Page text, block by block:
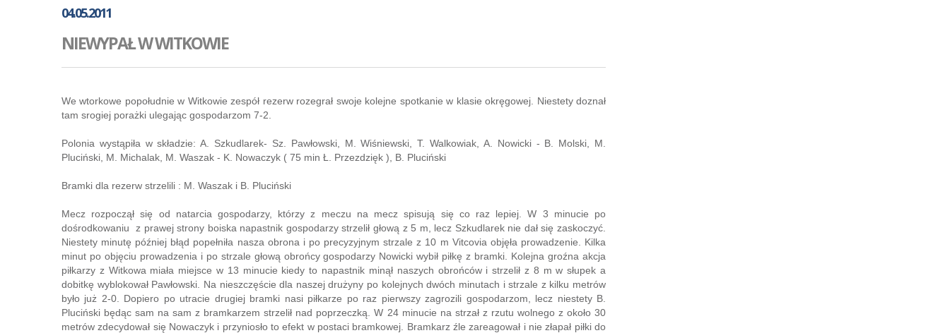
04.05.2011
NIEWYPAŁ W WITKOWIE
We wtorkowe popołudnie w Witkowie zespół rezerw rozegrał swoje kolejne spotkanie w klasie okręgowej. Niestety doznał
tam srogiej porażki ulegając gospodarzom 7-2.
Polonia wystąpiła w składzie: A. Szkudlarek- Sz. Pawłowski, M. Wiśniewski, T. Walkowiak, A. Nowicki - B. Molski, M.
Pluciński, M. Michalak, M. Waszak - K. Nowaczyk ( 75 min Ł. Przezdzięk ), B. Pluciński
Bramki dla rezerw strzelili : M. Waszak i B. Pluciński
Mecz rozpoczął się od natarcia gospodarzy, którzy z meczu na mecz spisują się co raz lepiej. W 3 minucie po
dośrodkowaniu z prawej strony boiska napastnik gospodarzy strzelił głową z 5 m, lecz Szkudlarek nie dał się zaskoczyć.
Niestety minutę później błąd popełniła nasza obrona i po precyzyjnym strzale z 10 m Vitcovia objęła prowadzenie. Kilka
minut po objęciu prowadzenia i po strzale głową obrońcy gospodarzy Nowicki wybił piłkę z bramki. Kolejna groźna akcja
piłkarzy z Witkowa miała miejsce w 13 minucie kiedy to napastnik minął naszych obrońców i strzelił z 8 m w słupek a
dobitkę wyblokował Pawłowski. Na nieszczęście dla naszej drużyny po kolejnych dwóch minutach i strzale z kilku metrów
było już 2-0. Dopiero po utracie drugiej bramki nasi piłkarze po raz pierwszy zagrozili gospodarzom, lecz niestety B.
Pluciński będąc sam na sam z bramkarzem strzelił nad poprzeczką. W 24 minucie na strzał z rzutu wolnego z około 30
metrów zdecydował się Nowaczyk i przyniosło to efekt w postaci bramkowej. Bramkarz źle zareagował i nie złapał piłki do